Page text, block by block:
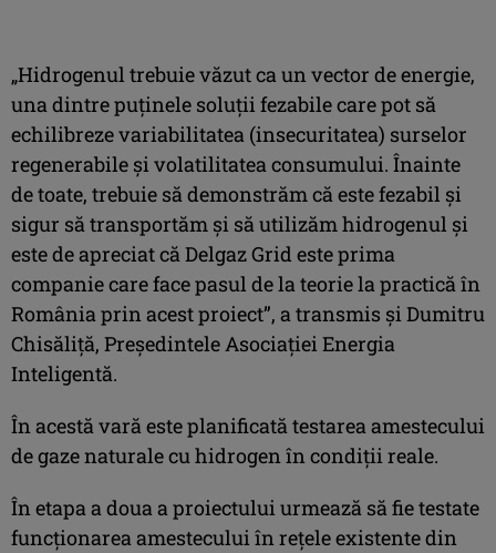
„Hidrogenul trebuie văzut ca un vector de energie,
una dintre puținele soluții fezabile care pot să
echilibreze variabilitatea (insecuritatea) surselor
regenerabile și volatilitatea consumului. Înainte
de toate, trebuie să demonstrăm că este fezabil și
sigur să transportăm și să utilizăm hidrogenul și
este de apreciat că Delgaz Grid este prima
companie care face pasul de la teorie la practică în
România prin acest proiect”, a transmis și Dumitru
Chisăliță, Președintele Asociației Energia
Inteligentă.
În acestă vară este planificată testarea amestecului
de gaze naturale cu hidrogen în condiții reale.
În etapa a doua a proiectului urmează să fie testate
funcționarea amestecului în rețele existente din